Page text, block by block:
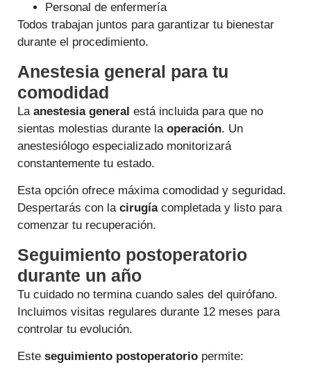
Personal de enfermería
Todos trabajan juntos para garantizar tu bienestar
durante el procedimiento.
Anestesia general para tu
comodidad
La anestesia general está incluida para que no
sientas molestias durante la operación. Un
anestesiólogo especializado monitorizará
constantemente tu estado.
Esta opción ofrece máxima comodidad y seguridad.
Despertarás con la cirugíacompletada y listo para
comenzar tu recuperación.
Seguimiento postoperatorio
durante un año
Tu cuidado no termina cuando sales del quirófano.
Incluimos visitas regulares durante 12 meses para
controlar tu evolución.
Este seguimiento postoperatorio permite: